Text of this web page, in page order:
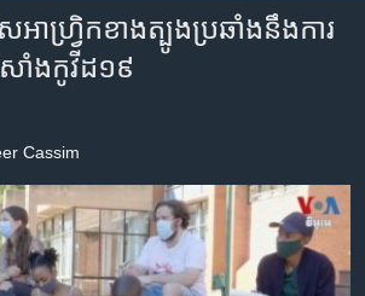
ាហ្វ្រិក​ខាងត្បូង​ប្រឆាំង​នឹង​ការ​
សាំង​កូវីដ១៩
Cassim